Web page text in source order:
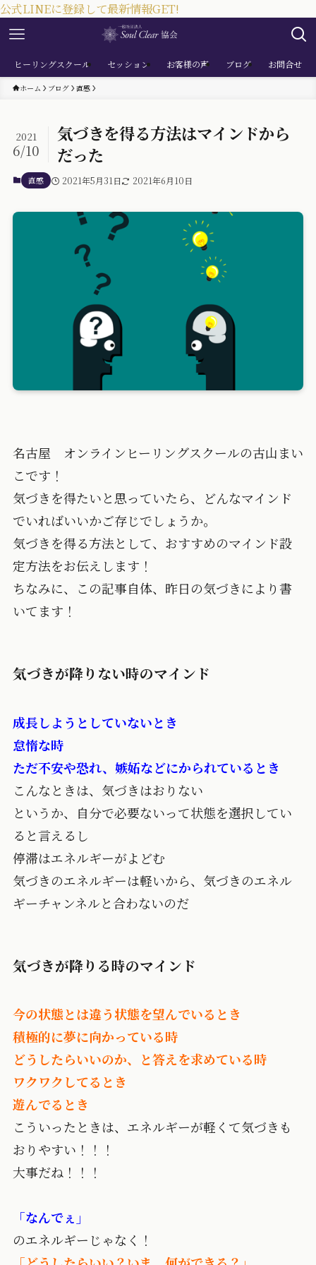
公式LINEに登録して最新情報GET!
ヒーリングスクール セッション お客様の声 ブログ お問合せ
ホーム ブログ 直感
気づきを得る方法はマインドから
だった
2021
6/10
直感 2021年5月31日 2021年6月10日
名古屋 オンラインヒーリングスクールの古山まい
こです！
気づきを得たいと思っていたら、どんなマインド
でいればいいかご存じでしょうか。
気づきを得る方法として、おすすめのマインド設
定方法をお伝えします！
ちなみに、この記事自体、昨日の気づきにより書
いてます！
気づきが降りない時のマインド
成長しようとしていないとき
怠惰な時
ただ不安や恐れ、嫉妬などにかられているとき
こんなときは、気づきはおりない
というか、自分で必要ないって状態を選択してい
ると言えるし
停滞はエネルギーがよどむ
気づきのエネルギーは軽いから、気づきのエネル
ギーチャンネルと合わないのだ
気づきが降りる時のマインド
今の状態とは違う状態を望んでいるとき
積極的に夢に向かっている時
どうしたらいいのか、と答えを求めている時
ワクワクしてるとき
遊んでるとき
こういったときは、エネルギーが軽くて気づきも
おりやすい！！！
大事だね！！！
「なんでぇ」
のエネルギーじゃなく！